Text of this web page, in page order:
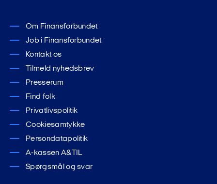
Om Finansforbundet
Job i Finansforbundet
Kontakt os
Tilmeld nyhedsbrev
Presserum
Find folk
Privatlivspolitik
Cookiesamtykke
Persondatapolitik
A-kassen A&TIL
Spørgsmål og svar